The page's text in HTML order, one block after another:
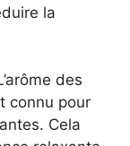
la
des
connu pour
Cela